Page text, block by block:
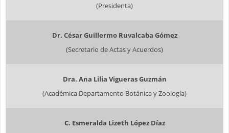
(Presidenta)
Dr. César Guillermo Ruvalcaba Gómez
(Secretario de Actas y Acuerdos)
Dra. Ana Lilia Vigueras Guzmán
(Académica Departamento Botánica y Zoología)
C. Esmeralda Lizeth López Díaz